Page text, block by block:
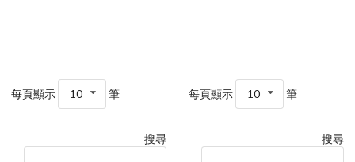
每頁顯示 10 筆
搜尋
每頁顯示 10 筆
搜尋